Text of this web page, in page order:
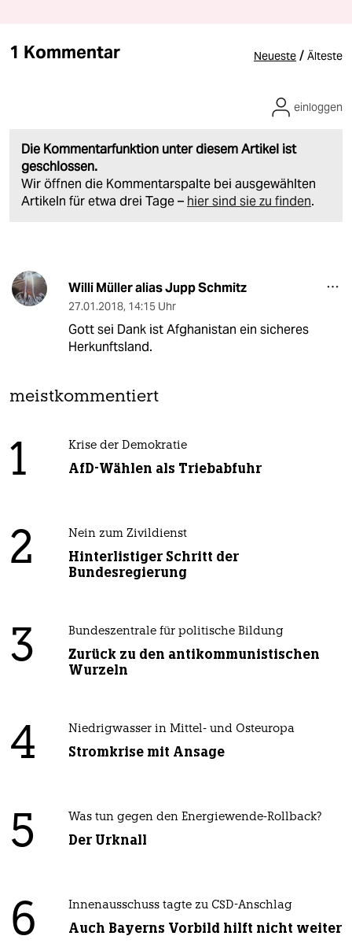
1 Kommentar Neueste / Älteste
Die Kommentarfunktion unter diesem Artikel ist
geschlossen.
Wir öffnen die Kommentarspalte bei ausgewählten
Artikeln für etwa drei Tage – hier sind sie zu finden.
einloggen
Willi Müller alias Jupp Schmitz
27.01.2018, 14:15 Uhr
Gott sei Dank ist Afghanistan ein sicheres
Herkunftsland.
meistkommentiert
1 Krise der Demokratie
AfD-Wählen als Triebabfuhr
2 Nein zum Zivildienst
Hinterlistiger Schritt der
Bundesregierung
3 Bundeszentrale für politische Bildung
Zurück zu den antikommunistischen
Wurzeln
4 Niedrigwasser in Mittel- und Osteuropa
Stromkrise mit Ansage
5 Was tun gegen den Energiewende-Rollback?
Der Urknall
6 Innenausschuss tagte zu CSD-Anschlag
Auch Bayerns Vorbild hilft nicht weiter